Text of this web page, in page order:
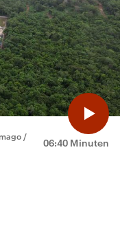
06:40 Minuten
/